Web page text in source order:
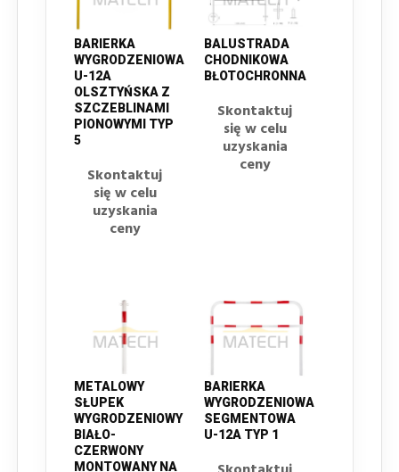
BARIERKA
WYGRODZENIOWA
U-12A
OLSZTYŃSKA Z
SZCZEBLINAMI
PIONOWYMI TYP
5
Skontaktuj
się w celu
uzyskania
ceny
BALUSTRADA
CHODNIKOWA
BŁOTOCHRONNA
Skontaktuj
się w celu
uzyskania
ceny
METALOWY
SŁUPEK
WYGRODZENIOWY
BIAŁO-
CZERWONY
MONTOWANY NA
BARIERKA
WYGRODZENIOWA
SEGMENTOWA
U-12A TYP 1